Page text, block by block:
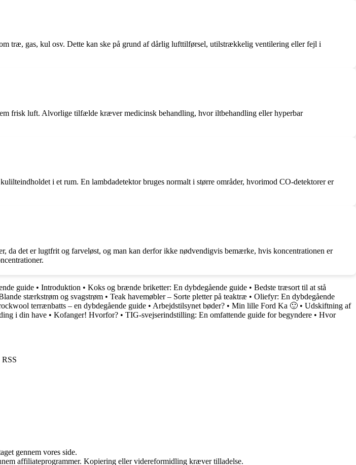
træ, gas, kul osv. Dette kan ske på grund af dårlig lufttilførsel, utilstrækkelig ventilering eller fejl i
frisk luft. Alvorlige tilfælde kræver medicinsk behandling, hvor iltbehandling eller hyperbar
i et rum. En lambdadetektor bruges normalt i større områder, hvorimod CO-detektorer er
det er lugtfrit og farveløst, og man kan derfor ikke nødvendigvis bemærke, hvis koncentrationen er
guide • Introduktion • Koks og brænde briketter: En dybdegående guide • Bedste træsort til at stå
stærkstrøm og svagstrøm • Teak havemøbler – Sorte pletter på teaktræ • Oliefyr: En dybdegående
terrænbatts – en dybdegående guide • Arbejdstilsynet bøder? • Min lille Ford Ka 🙂 • Udskiftning af
i din have • Kofanger! Hvorfor? • TIG-svejserindstilling: En omfattende guide for begyndere • Hvor
RSS
gennem vores side.
affiliateprogrammer. Kopiering eller videreformidling kræver tilladelse.